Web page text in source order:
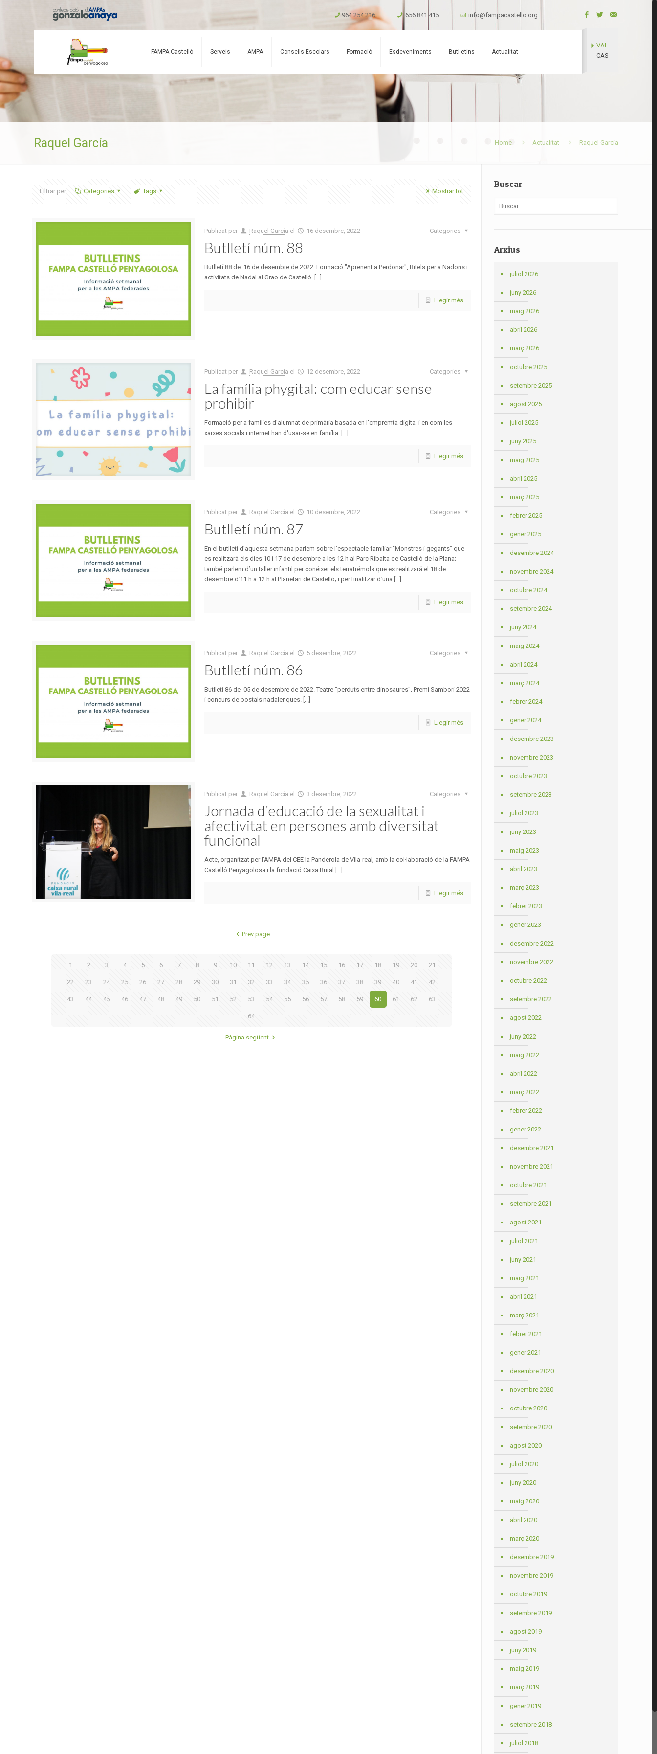
964 254 216 656 841 415 info@fampacastello.org
FAMPA Castelló Serveis AMPA Consells Escolars Formació Esdeveniments Butlletins Actualitat
VAL
CAS
Raquel García Home Actualitat Raquel García
Filtrar per Categories Tags Mostrar tot
Publicat per Raquel García el 16 desembre, 2022 Categories
Butlletí núm. 88
Butlletí 88 del 16 de desembre de 2022. Formació "Aprenent a Perdonar", Bitels per a Nadons i
activitats de Nadal al Grao de Castelló. [...]
Llegir més
Publicat per Raquel García el 12 desembre, 2022 Categories
La família phygital: com educar sense
prohibir
Formació per a famílies d'alumnat de primària basada en l'empremta digital i en com les
xarxes socials i internet han d'usar-se en família. [...]
Llegir més
Publicat per Raquel García el 10 desembre, 2022 Categories
Butlletí núm. 87
En el butlletí d’aquesta setmana parlem sobre l’espectacle familiar “Monstres i gegants” que
es realitzarà els dies 10 i 17 de desembre a les 12 h al Parc Ribalta de Castelló de la Plana;
també parlem d’un taller infantil per conéixer els terratrémols que es realitzará el 18 de
desembre d’11 h a 12 h al Planetari de Castelló; i per finalitzar d’una [...]
Llegir més
Publicat per Raquel García el 5 desembre, 2022 Categories
Butlletí núm. 86
Butlletí 86 del 05 de desembre de 2022. Teatre "perduts entre dinosaures", Premi Sambori 2022
i concurs de postals nadalenques. [...]
Llegir més
Publicat per Raquel García el 3 desembre, 2022 Categories
Jornada d’educació de la sexualitat i
afectivitat en persones amb diversitat
funcional
Acte, organitzat per l'AMPA del CEE la Panderola de Vila-real, amb la col·laboració de la FAMPA
Castelló Penyagolosa i la fundació Caixa Rural [...]
Llegir més
Prev page
1 2 3 4 5 6 7 8 9 10 11 12 13 14 15 16 17 18 19 20 21
22 23 24 25 26 27 28 29 30 31 32 33 34 35 36 37 38 39 40 41 42
43 44 45 46 47 48 49 50 51 52 53 54 55 56 57 58 59 60 61 62 63
64
Pàgina següent
Buscar
Arxius
juliol 2026
juny 2026
maig 2026
abril 2026
març 2026
octubre 2025
setembre 2025
agost 2025
juliol 2025
juny 2025
maig 2025
abril 2025
març 2025
febrer 2025
gener 2025
desembre 2024
novembre 2024
octubre 2024
setembre 2024
juny 2024
maig 2024
abril 2024
març 2024
febrer 2024
gener 2024
desembre 2023
novembre 2023
octubre 2023
setembre 2023
juliol 2023
juny 2023
maig 2023
abril 2023
març 2023
febrer 2023
gener 2023
desembre 2022
novembre 2022
octubre 2022
setembre 2022
agost 2022
juny 2022
maig 2022
abril 2022
març 2022
febrer 2022
gener 2022
desembre 2021
novembre 2021
octubre 2021
setembre 2021
agost 2021
juliol 2021
juny 2021
maig 2021
abril 2021
març 2021
febrer 2021
gener 2021
desembre 2020
novembre 2020
octubre 2020
setembre 2020
agost 2020
juliol 2020
juny 2020
maig 2020
abril 2020
març 2020
desembre 2019
novembre 2019
octubre 2019
setembre 2019
agost 2019
juny 2019
maig 2019
març 2019
gener 2019
setembre 2018
juliol 2018